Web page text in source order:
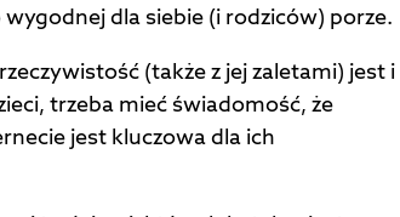
dla siebie (i rodziców) porze.
(także z jej zaletami) jest i
trzeba mieć świadomość, że
jest kluczowa dla ich